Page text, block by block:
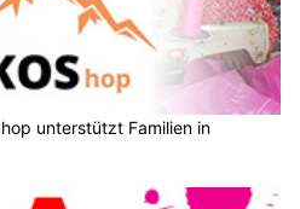
unterstützt Familien in